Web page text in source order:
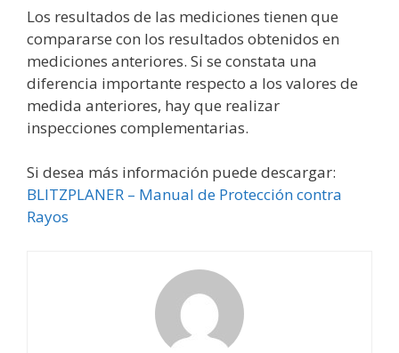
Los resultados de las mediciones tienen que
compararse con los resultados obtenidos en
mediciones anteriores. Si se constata una
diferencia importante respecto a los valores de
medida anteriores, hay que realizar
inspecciones complementarias.
Si desea más información puede descargar:
BLITZPLANER – Manual de Protección contra
Rayos